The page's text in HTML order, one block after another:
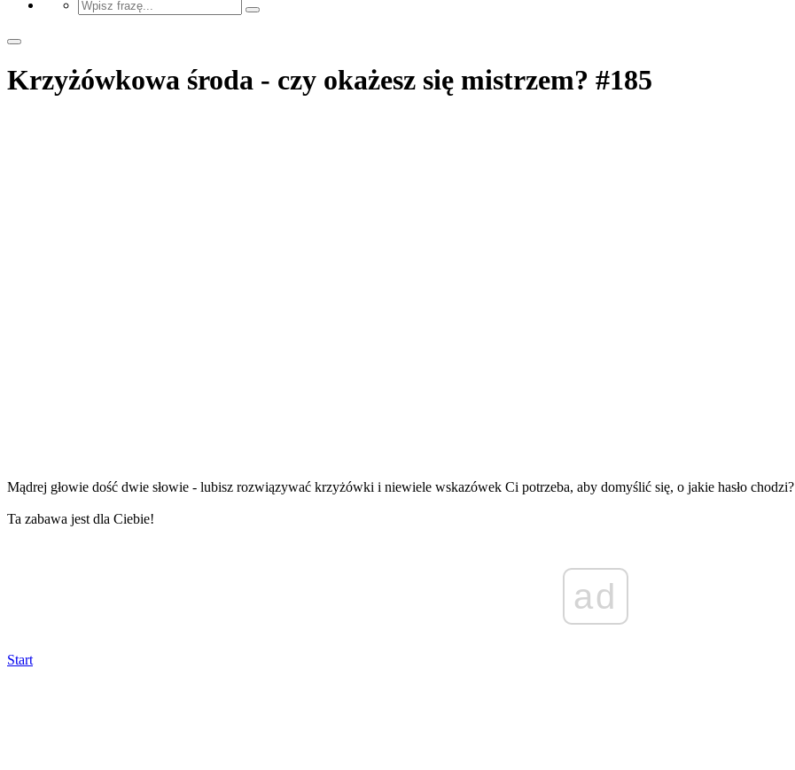
Krzyżówkowa środa - czy okażesz się mistrzem? #185
Mądrej głowie dość dwie słowie - lubisz rozwiązywać krzyżówki i niewiele wskazówek Ci potrzeba, aby domyślić się, o jakie hasło chodzi?
Ta zabawa jest dla Ciebie!
ad
Start